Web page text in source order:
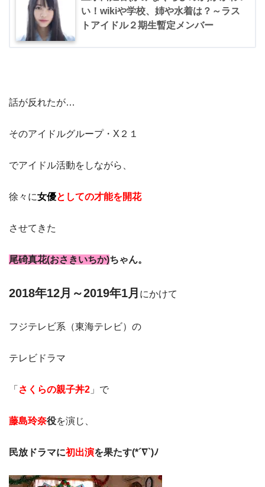
い！wikiや学校、姉や水着は？～ラス
トアイドル２期生暫定メンバー
話が反れたが…
そのアイドルグループ・X２１
でアイドル活動をしながら、
徐々に女優としての才能を開花
させてきた
尾碕真花(おさきいちか)ちゃん。
2018年12月～2019年1月 にかけて
フジテレビ系（東海テレビ）の
テレビドラマ
「 さくらの親子丼2 」で
藤島玲奈役を演じ、
民放ドラマに初出演を果たす(*´∇`)ﾉ